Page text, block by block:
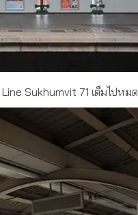
Sukhumvit 71 เต็มไปหมด